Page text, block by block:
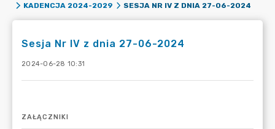
KADENCJA 2024-2029
SESJA NR IV Z DNIA 27-06-2024
Sesja Nr IV z dnia 27-06-2024
2024-06-28 10:31
ZAŁĄCZNIKI